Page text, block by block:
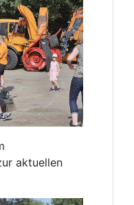
aktuellen